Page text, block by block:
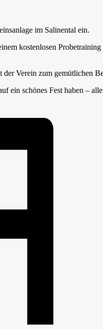
im Salinental ein.
kostenlosen
Verein zum gemütlichen
ein schönes Fest haben –